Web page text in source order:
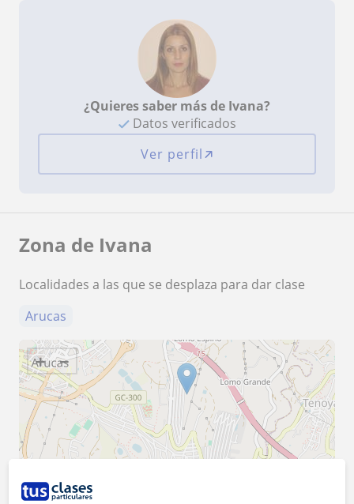
¿Quieres saber más de Ivana?
Datos verificados
Ver perfil
Zona de Ivana
Localidades a las que se desplaza para dar clase
Arucas
+ −
2000 ft